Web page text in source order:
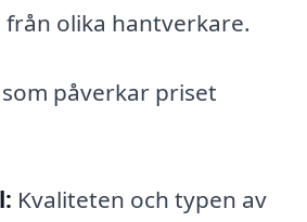
olika hantverkare.
påverkar priset
Kvaliteten och typen av